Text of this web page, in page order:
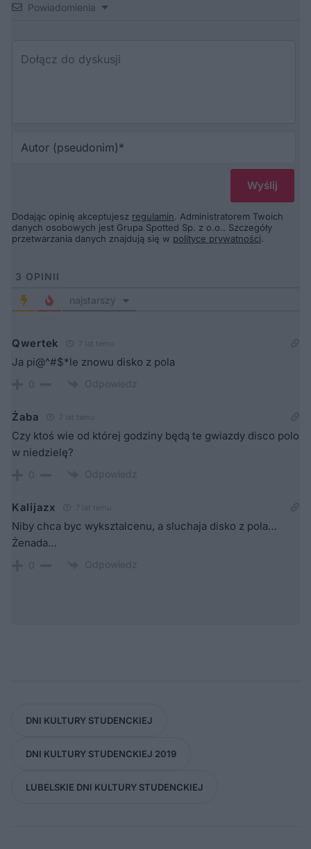
Powiadomienia
Dodając opinię akceptujesz regulamin. Administratorem Twoich
danych osobowych jest Grupa Spotted Sp. z o.o.. Szczegóły
przetwarzania danych znajdują się w polityce prywatności.
3 OPINII
najstarszy
Qwertek
Ja pi@^#$*le znowu disko z pola
Żaba
Czy ktoś wie od której godziny będą te gwiazdy disco polo
w niedzielę?
Kalijazx
Niby chca byc wyksztalcenu, a sluchaja disko z pola…
Żenada…
DNI KULTURY STUDENCKIEJ
DNI KULTURY STUDENCKIEJ 2019
LUBELSKIE DNI KULTURY STUDENCKIEJ